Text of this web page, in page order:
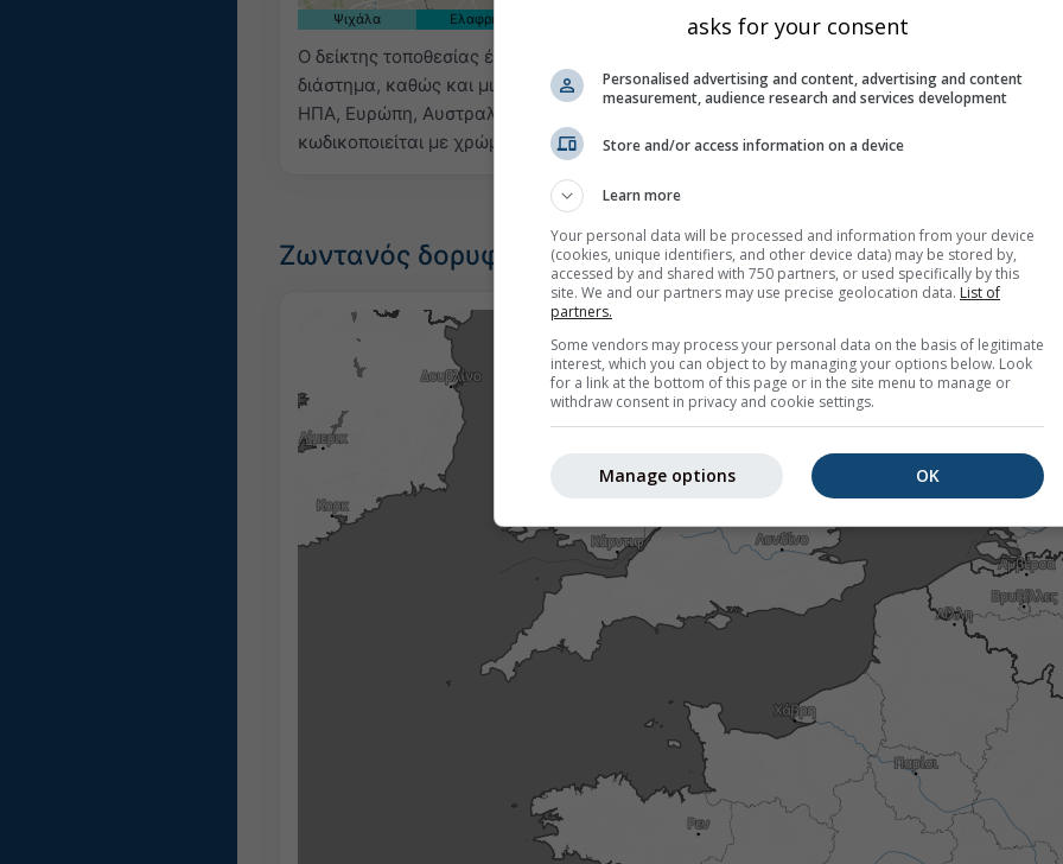
Ψιχάλα Ελαφριά Ισχυρή Πολύ ισχυρή
Ο δείκτης τοποθεσίας έχει τοποθετηθεί στο Παρίσι. Αυτή η κινούμενη εικόνα δείχνει το
διάστημα, καθώς και μια
πρόγνωση 2h. Οι πορτοκαλί σταυροί υποδηλώνουν
ΗΠΑ, Ευρώπη, Αυστραλία). Η ψιχάλα ή η ελαφριά χιονόπτωση ενδέχεται να είναι
κωδικοποιείται με χρώμα, από τιρκουάζ έως κόκκινο.
Ζωντανός δορυφορικός χάρτης, Γαλλία
asks for your consent
Personalised advertising and content, advertising and content
measurement, audience research and services development
Store and/or access information on a device
Learn more
Your personal data will be processed and information from your device
(cookies, unique identifiers, and other device data) may be stored by,
accessed by and shared with 750 partners, or used specifically by this
site. We and our partners may use precise geolocation data. List of
partners.
Some vendors may process your personal data on the basis of legitimate
interest, which you can object to by managing your options below. Look
for a link at the bottom of this page or in the site menu to manage or
withdraw consent in privacy and cookie settings.
OK
Manage options